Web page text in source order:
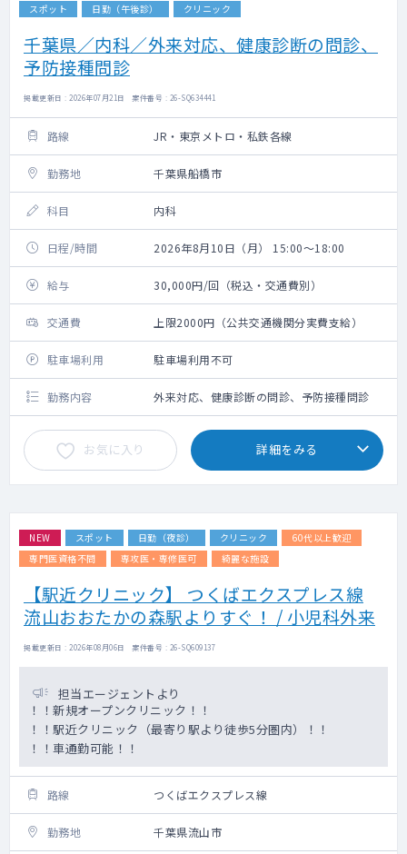
スポット 日勤（午後診） クリニック
千葉県／内科／外来対応、健康診断の問診、
予防接種問診
掲載更新日 : 2026年07月21日 案件番号 : 26-SQ634441
路線 JR・東京メトロ・私鉄各線
勤務地 千葉県船橋市
科目 内科
日程/時間 2026年8月10日（月） 15:00～18:00
給与 30,000円/回（税込・交通費別）
交通費 上限2000円（公共交通機関分実費支給）
駐車場利用 駐車場利用不可
勤務内容 外来対応、健康診断の問診、予防接種問診
お気に入り 詳細をみる
NEW スポット 日勤（夜診） クリニック
60代以上歓迎
専門医資格不問
専攻医・専修医可 綺麗な施設
【駅近クリニック】 つくばエクスプレス線
流山おおたかの森駅よりすぐ！ / 小児科外来
掲載更新日 : 2026年08月06日 案件番号 : 26-SQ609137
担当エージェントより
！！新規オープンクリニック！！
！！駅近クリニック（最寄り駅より徒歩5分圏内）！！
！！車通勤可能！！
路線 つくばエクスプレス線
勤務地 千葉県流山市